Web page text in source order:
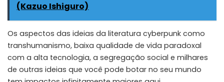
(Kazuo Ishiguro)
Os aspectos das ideias da literatura cyberpunk como
transhumanismo, baixa qualidade de vida paradoxal
com a alta tecnologia, a segregação social e milhares
de outras ideias que você pode botar no seu mundo